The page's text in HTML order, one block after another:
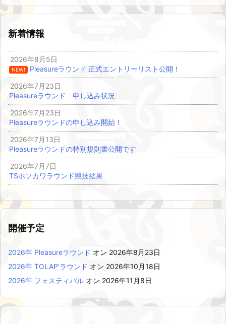
新着情報
2026年8月5日
NEW!
Pleasureラウンド 正式エントリーリスト公開！
2026年7月23日
Pleasureラウンド 申し込み状況
2026年7月23日
Pleasureラウンドの申し込み開始！
2026年7月13日
Pleasureラウンドの特別規則書公開です
2026年7月7日
TSホソカワラウンド競技結果
開催予定
2026年 Pleasureラウンド オン 2026年8月23日
2026年 TOLAP’ラウンド オン 2026年10月18日
2026年 フェスティバル オン 2026年11月8日